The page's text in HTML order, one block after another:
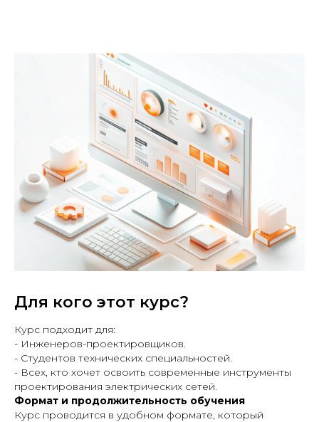
Для кого этот курс?
Курс подходит для:
- Инженеров-проектировщиков.
- Студентов технических специальностей.
- Всех, кто хочет освоить современные инструменты
проектирования электрических сетей.
Формат и продолжительность обучения
Курс проводится в удобном формате, который